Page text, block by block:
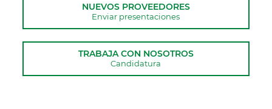
NUEVOS PROVEEDORES
Enviar presentaciones
TRABAJA CON NOSOTROS
Candidatura